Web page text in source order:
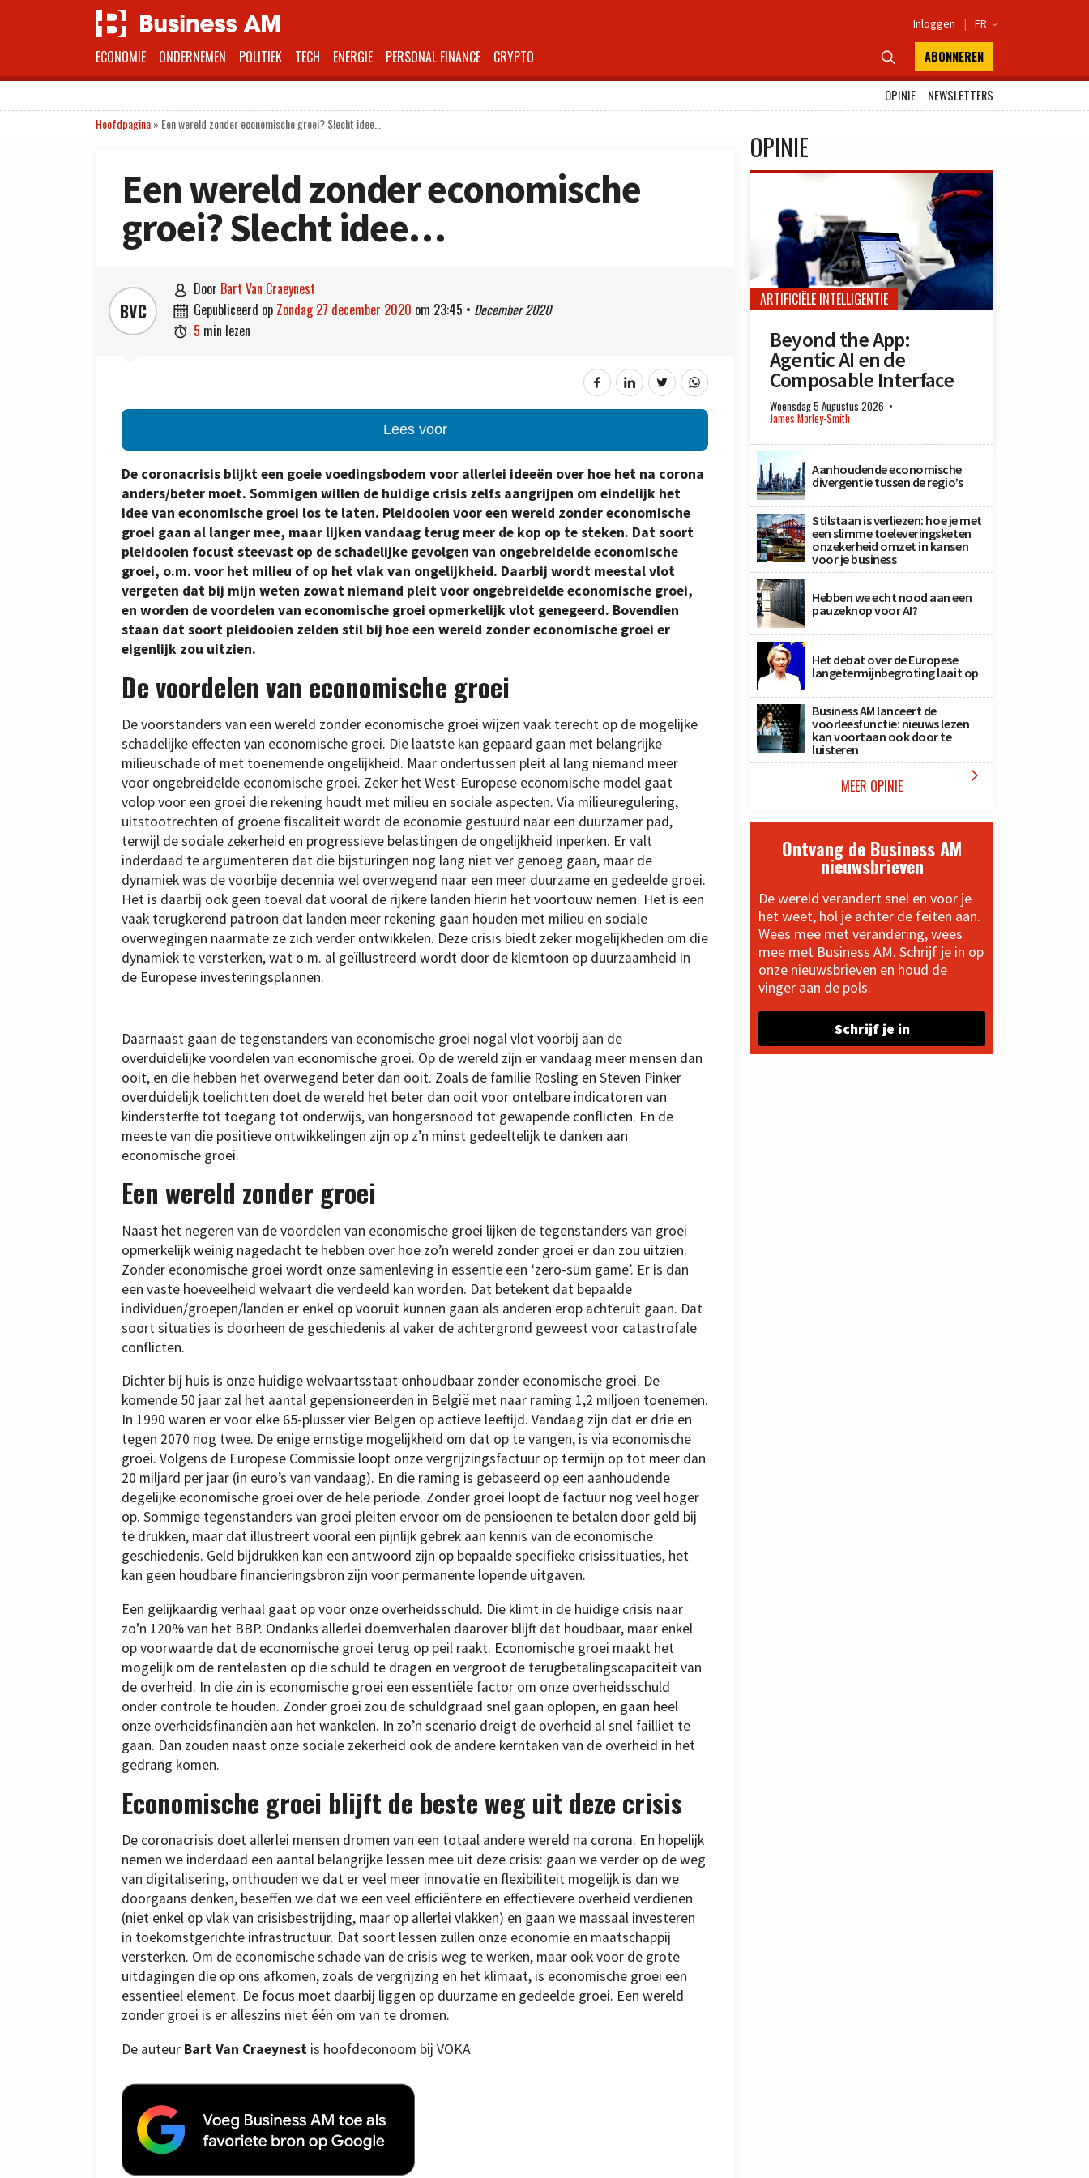
Inloggen | FR 
ECONOMIE ONDERNEMEN POLITIEK TECH ENERGIE PERSONAL FINANCE CRYPTO  ABONNEREN
OPINIE
NEWSLETTERS
Hoofdpagina» Een wereld zonder economische groei? Slecht idee…
Een wereld zonder economische
groei? Slecht idee…
BVC
 door Bart Van Craeynest
 gepubliceerd op zondag 27 december 2020 om 23:45 • December 2020
 5 min lezen
Lees voor
De coronacrisis blijkt een goeie voedingsbodem voor allerlei ideeën over hoe het na corona
anders/beter moet. Sommigen willen de huidige crisis zelfs aangrijpen om eindelijk het
idee van economische groei los te laten. Pleidooien voor een wereld zonder economische
groei gaan al langer mee, maar lijken vandaag terug meer de kop op te steken. Dat soort
pleidooien focust steevast op de schadelijke gevolgen van ongebreidelde economische
groei, o.m. voor het milieu of op het vlak van ongelijkheid. Daarbij wordt meestal vlot
vergeten dat bij mijn weten zowat niemand pleit voor ongebreidelde economische groei,
en worden de voordelen van economische groei opmerkelijk vlot genegeerd. Bovendien
staan dat soort pleidooien zelden stil bij hoe een wereld zonder economische groei er
eigenlijk zou uitzien.
De voordelen van economische groei
De voorstanders van een wereld zonder economische groei wijzen vaak terecht op de mogelijke
schadelijke effecten van economische groei. Die laatste kan gepaard gaan met belangrijke
milieuschade of met toenemende ongelijkheid. Maar ondertussen pleit al lang niemand meer
voor ongebreidelde economische groei. Zeker het West-Europese economische model gaat
volop voor een groei die rekening houdt met milieu en sociale aspecten. Via milieuregulering,
uitstootrechten of groene fiscaliteit wordt de economie gestuurd naar een duurzamer pad,
terwijl de sociale zekerheid en progressieve belastingen de ongelijkheid inperken. Er valt
inderdaad te argumenteren dat die bijsturingen nog lang niet ver genoeg gaan, maar de
dynamiek was de voorbije decennia wel overwegend naar een meer duurzame en gedeelde groei.
Het is daarbij ook geen toeval dat vooral de rijkere landen hierin het voortouw nemen. Het is een
vaak terugkerend patroon dat landen meer rekening gaan houden met milieu en sociale
overwegingen naarmate ze zich verder ontwikkelen. Deze crisis biedt zeker mogelijkheden om die
dynamiek te versterken, wat o.m. al geïllustreerd wordt door de klemtoon op duurzaamheid in
de Europese investeringsplannen.
Daarnaast gaan de tegenstanders van economische groei nogal vlot voorbij aan de
overduidelijke voordelen van economische groei. Op de wereld zijn er vandaag meer mensen dan
ooit, en die hebben het overwegend beter dan ooit. Zoals de familie Rosling en Steven Pinker
overduidelijk toelichtten doet de wereld het beter dan ooit voor ontelbare indicatoren van
kindersterfte tot toegang tot onderwijs, van hongersnood tot gewapende conflicten. En de
meeste van die positieve ontwikkelingen zijn op z’n minst gedeeltelijk te danken aan
economische groei.
Een wereld zonder groei
Naast het negeren van de voordelen van economische groei lijken de tegenstanders van groei
opmerkelijk weinig nagedacht te hebben over hoe zo’n wereld zonder groei er dan zou uitzien.
Zonder economische groei wordt onze samenleving in essentie een ‘zero-sum game’. Er is dan
een vaste hoeveelheid welvaart die verdeeld kan worden. Dat betekent dat bepaalde
individuen/groepen/landen er enkel op vooruit kunnen gaan als anderen erop achteruit gaan. Dat
soort situaties is doorheen de geschiedenis al vaker de achtergrond geweest voor catastrofale
conflicten.
Dichter bij huis is onze huidige welvaartsstaat onhoudbaar zonder economische groei. De
komende 50 jaar zal het aantal gepensioneerden in België met naar raming 1,2 miljoen toenemen.
In 1990 waren er voor elke 65-plusser vier Belgen op actieve leeftijd. Vandaag zijn dat er drie en
tegen 2070 nog twee. De enige ernstige mogelijkheid om dat op te vangen, is via economische
groei. Volgens de Europese Commissie loopt onze vergrijzingsfactuur op termijn op tot meer dan
20 miljard per jaar (in euro’s van vandaag). En die raming is gebaseerd op een aanhoudende
degelijke economische groei over de hele periode. Zonder groei loopt de factuur nog veel hoger
op. Sommige tegenstanders van groei pleiten ervoor om de pensioenen te betalen door geld bij
te drukken, maar dat illustreert vooral een pijnlijk gebrek aan kennis van de economische
geschiedenis. Geld bijdrukken kan een antwoord zijn op bepaalde specifieke crisissituaties, het
kan geen houdbare financieringsbron zijn voor permanente lopende uitgaven.
Een gelijkaardig verhaal gaat op voor onze overheidsschuld. Die klimt in de huidige crisis naar
zo’n 120% van het BBP. Ondanks allerlei doemverhalen daarover blijft dat houdbaar, maar enkel
op voorwaarde dat de economische groei terug op peil raakt. Economische groei maakt het
mogelijk om de rentelasten op die schuld te dragen en vergroot de terugbetalingscapaciteit van
de overheid. In die zin is economische groei een essentiële factor om onze overheidsschuld
onder controle te houden. Zonder groei zou de schuldgraad snel gaan oplopen, en gaan heel
onze overheidsfinanciën aan het wankelen. In zo’n scenario dreigt de overheid al snel failliet te
gaan. Dan zouden naast onze sociale zekerheid ook de andere kerntaken van de overheid in het
gedrang komen.
Economische groei blijft de beste weg uit deze crisis
De coronacrisis doet allerlei mensen dromen van een totaal andere wereld na corona. En hopelijk
nemen we inderdaad een aantal belangrijke lessen mee uit deze crisis: gaan we verder op de weg
van digitalisering, onthouden we dat er veel meer innovatie en flexibiliteit mogelijk is dan we
doorgaans denken, beseffen we dat we een veel efficiëntere en effectievere overheid verdienen
(niet enkel op vlak van crisisbestrijding, maar op allerlei vlakken) en gaan we massaal investeren
in toekomstgerichte infrastructuur. Dat soort lessen zullen onze economie en maatschappij
versterken. Om de economische schade van de crisis weg te werken, maar ook voor de grote
uitdagingen die op ons afkomen, zoals de vergrijzing en het klimaat, is economische groei een
essentieel element. De focus moet daarbij liggen op duurzame en gedeelde groei. Een wereld
zonder groei is er alleszins niet één om van te dromen.
De auteur Bart Van Craeynest is hoofdeconoom bij VOKA
OPINIE
ARTIFICIËLE INTELLIGENTIE
Beyond the App:
Agentic AI en de
Composable Interface
Woensdag 5 Augustus 2026
James Morley-Smith
Aanhoudende economische
divergentie tussen de regio’s
Stilstaan is verliezen: hoe je met
een slimme toeleveringsketen
onzekerheid omzet in kansen
voor je business
Hebben we echt nood aan een
pauzeknop voor AI?
Het debat over de Europese
langetermijnbegroting laait op
Business AM lanceert de
voorleesfunctie: nieuws lezen
kan voortaan ook door te
luisteren
MEER OPINIE 
Ontvang de Business AM
nieuwsbrieven
De wereld verandert snel en voor je
het weet, hol je achter de feiten aan.
Wees mee met verandering, wees
mee met Business AM. Schrijf je in op
onze nieuwsbrieven en houd de
vinger aan de pols.
Schrijf je in